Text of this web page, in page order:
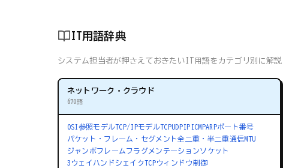
IT用語辞典
システム担当者が押さえておきたいIT用語をカテゴリ別に解説
ネットワーク・クラウド
670語
OSI参照モデルTCP/IPモデルTCPUDPIPICMPARPポート番号
パケット・フレーム・セグメント全二重・半二重通信MTU
ジャンボフレーム フラグメンテーションソケット
3ウェイハンドシェイクTCPウィンドウ制御